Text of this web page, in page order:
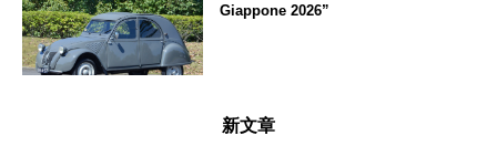
Giappone 2026”
新文章